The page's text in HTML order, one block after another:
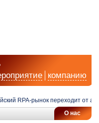
компанию
RPA-рынок переходит от
О нас